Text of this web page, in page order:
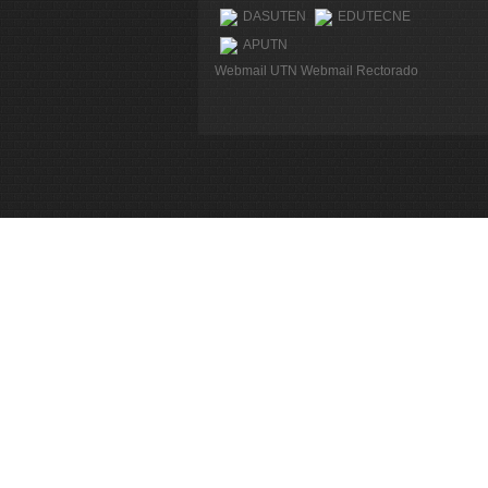
DASUTEN
EDUTECNE
APUTN
Webmail UTN Webmail Rectorado